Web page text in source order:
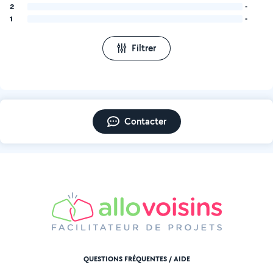
2
-
1
-
Filtrer
Contacter
QUESTIONS FRÉQUENTES / AIDE